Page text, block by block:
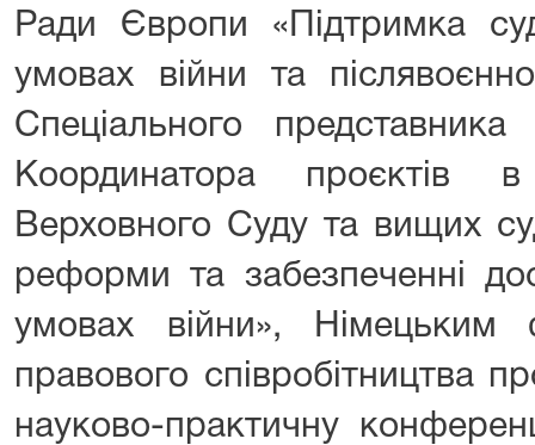
Ради Європи «Підтримка
умовах війни та
Спеціального
Координатора проєктів
Верховного Суду та вищих
реформи та забезпеченні
умовах війни», Німецьким
правового співробітництва
науково-практичну